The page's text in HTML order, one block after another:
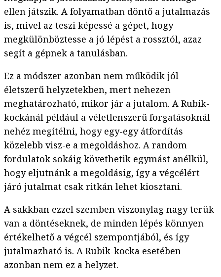
ellen játszik. A folyamatban döntő a jutalmazás
is, mivel az teszi képessé a gépet, hogy
megkülönböztesse a jó lépést a rossztól, azaz
segít a gépnek a tanulásban.
Ez a módszer azonban nem működik jól
életszerű helyzetekben, mert nehezen
meghatározható, mikor jár a jutalom. A Rubik-
kockánál például a véletlenszerű forgatásoknál
nehéz megítélni, hogy egy-egy átfordítás
közelebb visz-e a megoldáshoz. A random
fordulatok sokáig követhetik egymást anélkül,
hogy eljutnánk a megoldásig, így a végcélért
járó jutalmat csak ritkán lehet kiosztani.
A sakkban ezzel szemben viszonylag nagy terük
van a döntéseknek, de minden lépés könnyen
értékelhető a végcél szempontjából, és így
jutalmazható is. A Rubik-kocka esetében
azonban nem ez a helyzet.